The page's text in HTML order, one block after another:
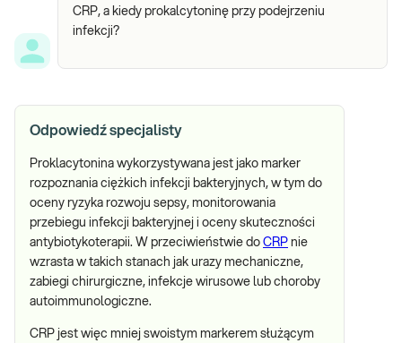
CRP, a kiedy prokalcytoninę przy podejrzeniu
infekcji?
Odpowiedź specjalisty
Proklacytonina wykorzystywana jest jako marker
rozpoznania ciężkich infekcji bakteryjnych, w tym do
oceny ryzyka rozwoju sepsy, monitorowania
przebiegu infekcji bakteryjnej i oceny skuteczności
antybiotykoterapii. W przeciwieństwie do CRP nie
wzrasta w takich stanach jak urazy mechaniczne,
zabiegi chirurgiczne, infekcje wirusowe lub choroby
autoimmunologiczne.
CRP jest więc mniej swoistym markerem służącym